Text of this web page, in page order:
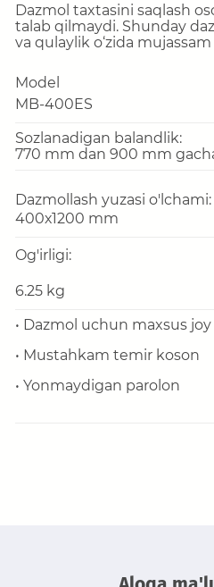
Dazmol taxtasini saqlash
talab qilmaydi. Shunday
va qulaylik o‘zida
Model
MB-400ES
Sozlanadigan balandlik:
770 mm dan 900 mm
Dazmollash yuzasi o'lchami:
400х1200 mm
Og'irligi:
6.25 kg
• Dazmol uchun maxsus joy
• Mustahkam temir koson
• Yonmaydigan parolon